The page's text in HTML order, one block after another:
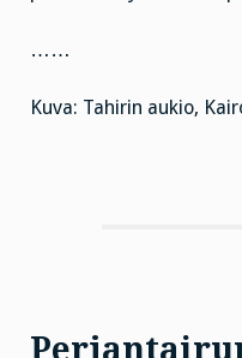
……
Kuva: Tahirin aukio,